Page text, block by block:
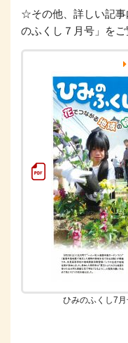
☆その他、詳しい記事
のふくし７月号」をご
ひみのふくし7月